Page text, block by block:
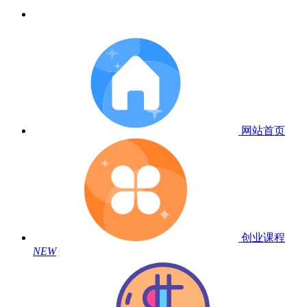
网站首页
创业课程
NEW